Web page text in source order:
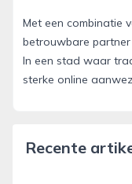
Met een combinatie
betrouwbare
In een stad waar
sterke online
Recente